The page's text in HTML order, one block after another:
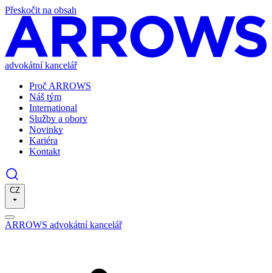
Přeskočit na obsah
advokátní kancelář
Proč ARROWS
Náš tým
International
Služby a obory
Novinky
Kariéra
Kontakt
CZ
ARROWS advokátní kancelář